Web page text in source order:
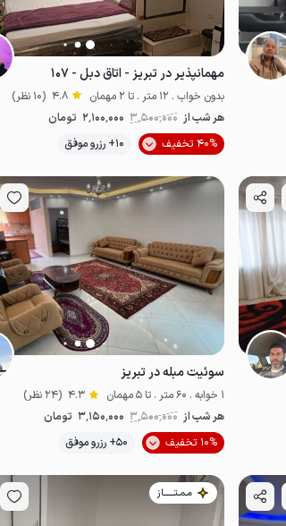
موقعیت در نقشه
مهمانپذیر در تبریز - اتاق دبل - ۱۰۷
بدون خواب . 12 متر . تا 2 مهمان 4.8 (10 نظر)
هر شب از 3٬500٬000 2٬100٬000 تومان
40% تخفیف
10+ رزرو موفق
موقعیت در نقشه
سوئیت مبله در تبریز
1 خوابه . 60 متر . تا 5 مهمان 4.3 (24 نظر)
هر شب از 3٬500٬000 3٬150٬000 تومان
10% تخفیف
50+ رزرو موفق
مـمـتــــــاز